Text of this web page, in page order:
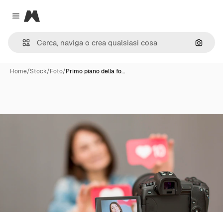
Close menu
Magnific
Cerca
Home/Stock/Foto/Primo piano della fo…